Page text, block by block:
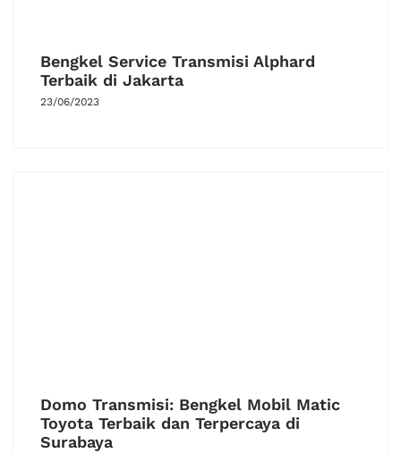
Bengkel Service Transmisi Alphard
Terbaik di Jakarta
23/06/2023
Domo Transmisi: Bengkel Mobil Matic
Toyota Terbaik dan Terpercaya di
Surabaya